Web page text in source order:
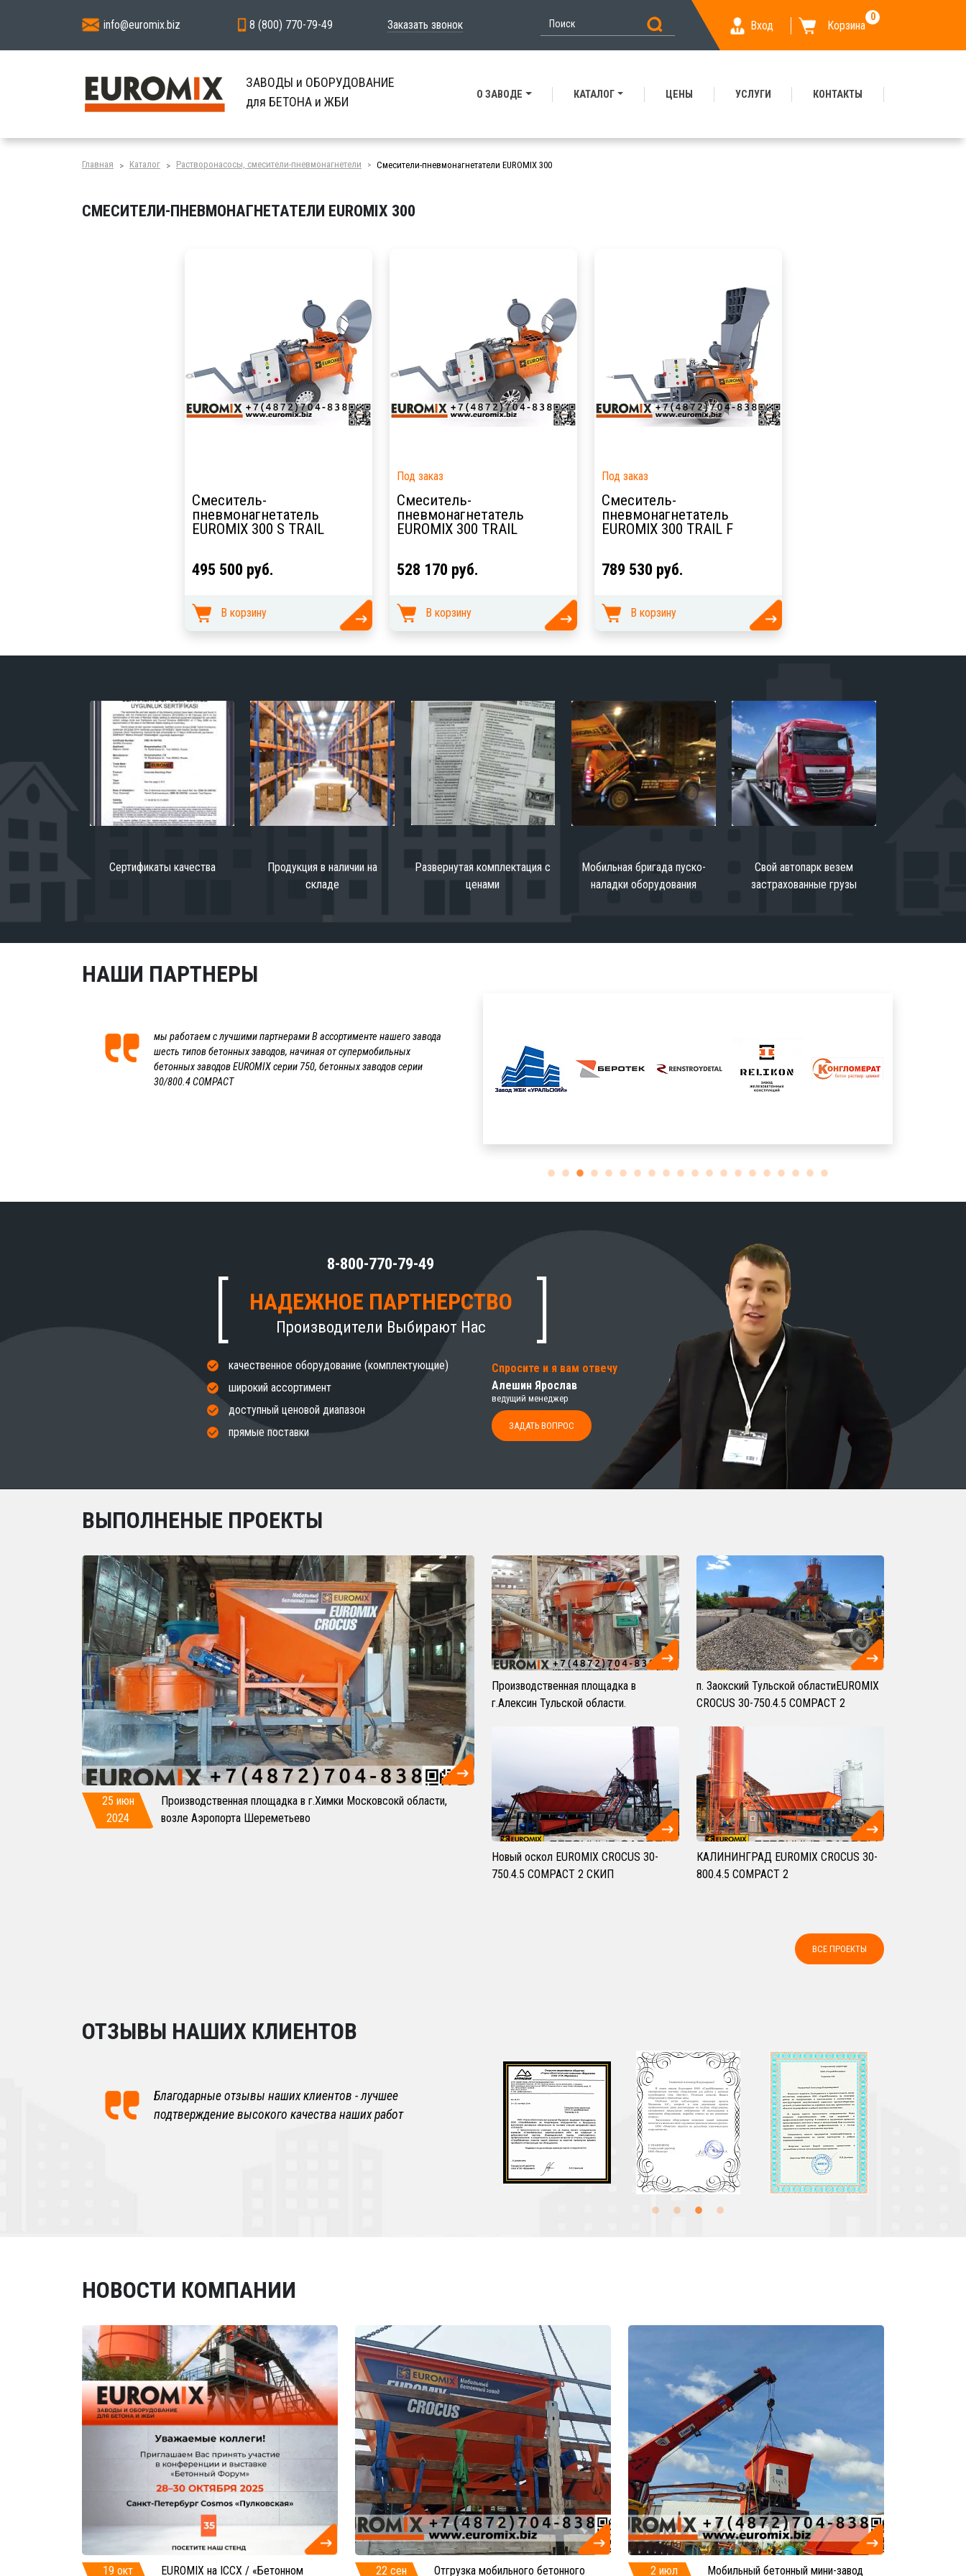
info@euromix.biz 8 (800) 770-79-49 Заказать звонок Вход Корзина
0
ЗАВОДЫ и ОБОРУДОВАНИЕ
для БЕТОНА и ЖБИ
О ЗАВОДЕ КАТАЛОГ ЦЕНЫ УСЛУГИ КОНТАКТЫ
Главная Каталог Растворонасосы, смесители-пневмонагнетели Смесители-пневмонагнетатели EUROMIX 300
СМЕСИТЕЛИ-ПНЕВМОНАГНЕТАТЕЛИ EUROMIX 300
Смеситель-
пневмонагнетатель
EUROMIX 300 S TRAIL
495 500 руб.
В корзину
Под заказ
Смеситель-
пневмонагнетатель
EUROMIX 300 TRAIL
528 170 руб.
В корзину
Под заказ
Смеситель-
пневмонагнетатель
EUROMIX 300 TRAIL F
789 530 руб.
В корзину
Сертификаты качества
Продукция в наличии на
складе
Развернутая комплектация с
ценами
Мобильная бригада пуско-
наладки оборудования
Свой автопарк везем
застрахованные грузы
НАШИ ПАРТНЕРЫ
мы работаем с лучшими партнерами В ассортименте нашего завода
шесть типов бетонных заводов, начиная от супермобильных
бетонных заводов EUROMIX серии 750, бетонных заводов серии
30/800.4 COMPACT
8-800-770-79-49
НАДЕЖНОЕ ПАРТНЕРСТВО
Производители Выбирают Нас
качественное оборудование (комплектующие)
широкий ассортимент
доступный ценовой диапазон
прямые поставки
Спросите и я вам отвечу
Алешин Ярослав
ведущий менеджер
ЗАДАТЬ ВОПРОС
ВЫПОЛНЕНЫЕ ПРОЕКТЫ
25 июн
2024
Производственная площадка в г.Химки Московсокй области,
возле Аэропорта Шереметьево
Производственная площадка в
г.Алексин Тульской области.
п. Заокский Тульской областиEUROMIX
CROCUS 30-750.4.5 COMPACT 2
Новый оскол EUROMIX CROCUS 30-
750.4.5 COMPACT 2 СКИП
КАЛИНИНГРАД EUROMIX CROCUS 30-
800.4.5 COMPACT 2
ВСЕ ПРОЕКТЫ
ОТЗЫВЫ НАШИХ КЛИЕНТОВ
Благодарные отзывы наших клиентов - лучшее
подтверждение высокого качества наших работ
НОВОСТИ КОМПАНИИ
19 окт EUROMIX на ICCX / «Бетонном 22 сен Отгрузка мобильного бетонного 2 июл Мобильный бетонный мини-завод